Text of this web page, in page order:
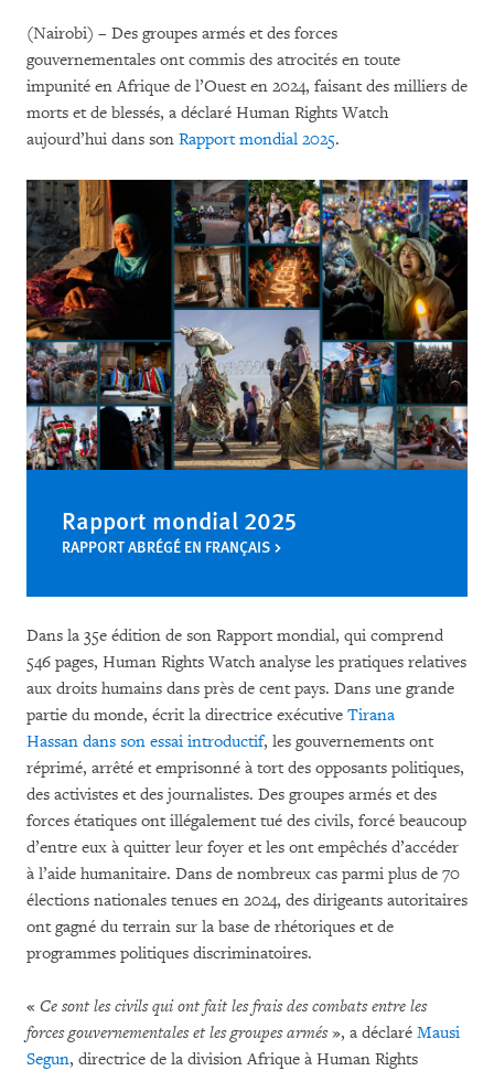
(Nairobi) – Des groupes armés et des forces
gouvernementales ont commis des atrocités en toute
impunité en Afrique de l’Ouest en 2024, faisant des milliers de
morts et de blessés, a déclaré Human Rights Watch
aujourd’hui dans son Rapport mondial 2025.
Rapport mondial 2025
RAPPORT ABRÉGÉ EN FRANÇAIS
Dans la 35e édition de son Rapport mondial, qui comprend
546 pages, Human Rights Watch analyse les pratiques relatives
aux droits humains dans près de cent pays. Dans une grande
partie du monde, écrit la directrice exécutive Tirana
Hassan dans son essai introductif, les gouvernements ont
réprimé, arrêté et emprisonné à tort des opposants politiques,
des activistes et des journalistes. Des groupes armés et des
forces étatiques ont illégalement tué des civils, forcé beaucoup
d’entre eux à quitter leur foyer et les ont empêchés d’accéder
à l’aide humanitaire. Dans de nombreux cas parmi plus de 70
élections nationales tenues en 2024, des dirigeants autoritaires
ont gagné du terrain sur la base de rhétoriques et de
programmes politiques discriminatoires.
« Ce sont les civils qui ont fait les frais des combats entre les
forces gouvernementales et les groupes armés», a déclaré Mausi
Segun, directrice de la division Afrique à Human Rights